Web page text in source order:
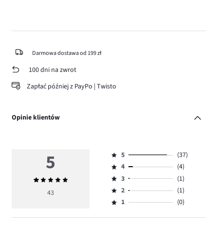
Darmowa dostawa od 199 zł
100 dni na zwrot
Zapłać później z PayPo | Twisto
Opinie klientów
5
Średnia
ocena
43
Ocena
5,
ilość
głosów
37.
5
(37)
Ocena
4,
ilość
głosów
4
(4)
Ocena
3,
ilość
3
(1)
Ocena
2,
2
(1)
Ocena
1,
1 (0)